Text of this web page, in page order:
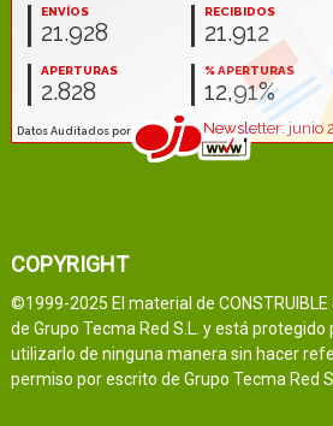
COPYRIGHT
©1999-2025 El material de
de Grupo Tecma Red S.L. y está
utilizarlo de ninguna manera sin hacer
permiso por escrito de Grupo Tecma Red